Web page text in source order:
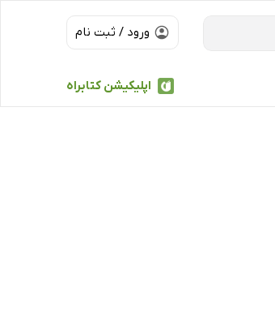
ورود / ثبت نام
اپلیکیشن کتابراه